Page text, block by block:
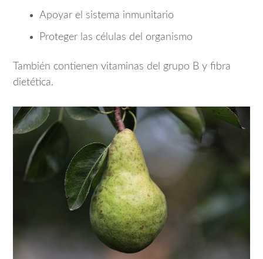
Apoyar el sistema inmunitario
Proteger las células del organismo
También contienen vitaminas del grupo B y fibra
dietética.